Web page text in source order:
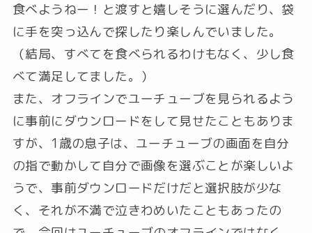
食べようねー！と渡すと嬉しそうに選んだり、袋
に手を突っ込んで探したり楽しんでいました。
（結局、すべてを食べられるわけもなく、少し食
べて満足してました。）
また、オフラインでユーチューブを見られるよう
に事前にダウンロードをして見せたこともありま
すが、1歳の息子は、ユーチューブの画面を自分
の指で動かして自分で画像を選ぶことが楽しいよ
うで、事前ダウンロードだけだと選択肢が少な
く、それが不満で泣きわめいたこともあったの